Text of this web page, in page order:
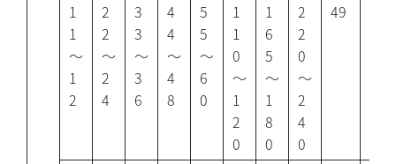
1
1
～
1
2
2
2
～
2
4
3
3
～
3
6
4
4
～
4
8
5
5
～
6
0
1
1
0
～
1
2
0
1
6
5
～
1
8
0
2
2
0
～
2
4
0
49